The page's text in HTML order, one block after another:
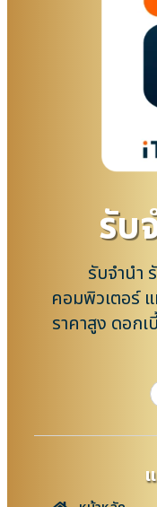
รับ
รับจำนำ
คอมพิวเตอร์
ราคาสูง ดอกเ